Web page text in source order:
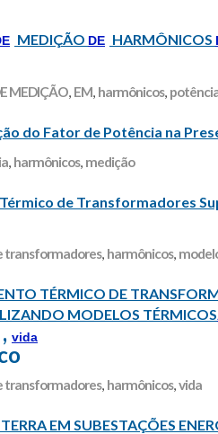
MEDIÇÃO DE HARMÔNICOS
MEDIÇÃO, EM, harmônicos,
do Fator de Potência na
, harmônicos, medição
de Transformadores
transformadores, harmônicos,
TÉRMICO DE
MODELOS TÉRMICOS
, vida
transformadores, harmônicos,vida
EM SUBESTAÇÕES